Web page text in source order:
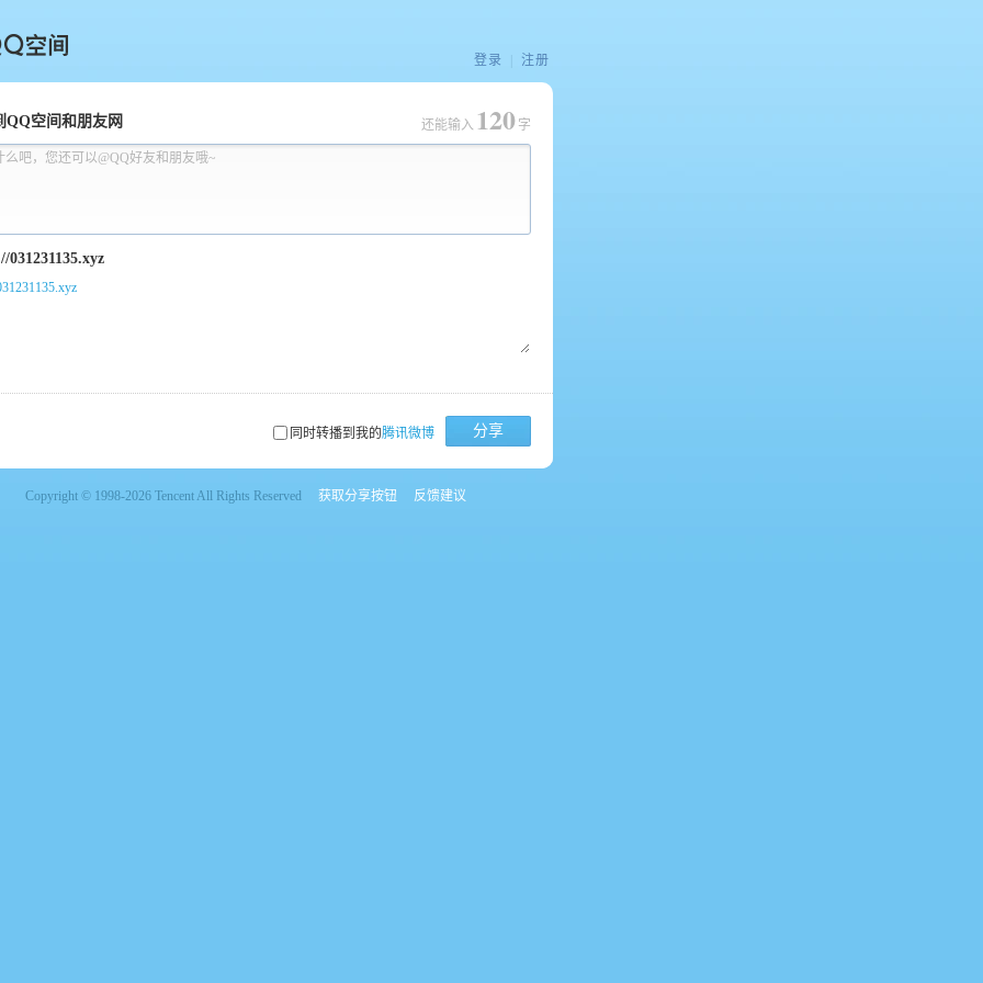
间
登录 注册
QQ空间和朋友网
么吧，您还可以@QQ好友和朋友哦~
还能输入 120 字
同时转播到我的腾讯微博 分享
Copyright © 1998-2026 Tencent All Rights Reserved 获取分享按钮 反馈建议